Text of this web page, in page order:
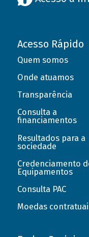
Acesso Rápido
Quem somos
Onde atuamos
Transparência
Consulta a
financiamentos
Resultados para a
sociedade
Credenciamento
Equipamentos
Consulta PAC
Moedas